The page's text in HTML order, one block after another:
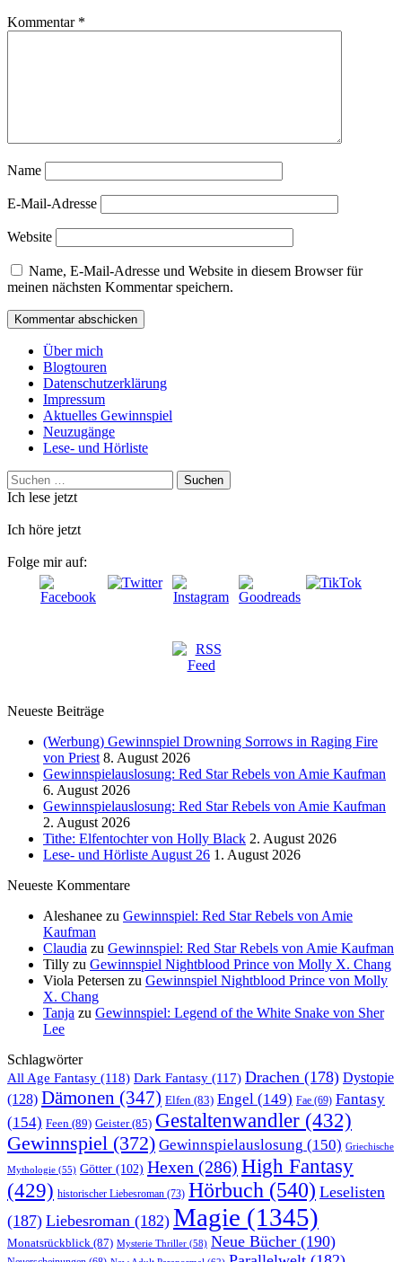
Kommentar *
Name
E-Mail-Adresse
Website
Name, E-Mail-Adresse und Website in diesem Browser für
meinen nächsten Kommentar speichern.
Über mich
Blogtouren
Datenschutzerklärung
Impressum
Aktuelles Gewinnspiel
Neuzugänge
Lese- und Hörliste
Suchen
nach:
Ich lese jetzt
Ich höre jetzt
Folge mir auf:
Neueste Beiträge
(Werbung) Gewinnspiel Drowning Sorrows in Raging Fire
von Priest 8. August 2026
Gewinnspielauslosung: Red Star Rebels von Amie Kaufman
6. August 2026
Gewinnspielauslosung: Red Star Rebels von Amie Kaufman
2. August 2026
Tithe: Elfentochter von Holly Black 2. August 2026
Lese- und Hörliste August 26 1. August 2026
Neueste Kommentare
Aleshanee zu Gewinnspiel: Red Star Rebels von Amie
Kaufman
Claudia zu Gewinnspiel: Red Star Rebels von Amie Kaufman
Tilly zu Gewinnspiel Nightblood Prince von Molly X. Chang
Viola Petersen zu Gewinnspiel Nightblood Prince von Molly
X. Chang
Tanja zu Gewinnspiel: Legend of the White Snake von Sher
Lee
Schlagwörter
All Age Fantasy (118) Dark Fantasy (117) Drachen (178) Dystopie
(128) Dämonen (347) Elfen (83) Engel (149) Fae (69) Fantasy
(154) Feen (89) Geister(85) Gestaltenwandler (432)
Gewinnspiel (372) Gewinnspielauslosung (150) Griechische
Mythologie (55) Götter (102) Hexen (286) High Fantasy
(429) historischer Liebesroman (73) Hörbuch (540) Leselisten
(187) Liebesroman (182) Magie (1345)
Monatsrückblick (87) Mysterie Thriller (58) Neue Bücher (190)